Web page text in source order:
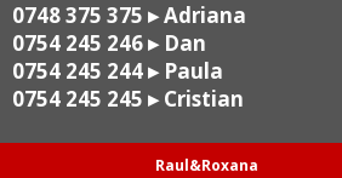
0748 375 375 ▸ Adriana
0754 245 246▸ Dan
0754 245 244▸ Paula
0754 245 245 ▸ Cristian
Raul&Roxana